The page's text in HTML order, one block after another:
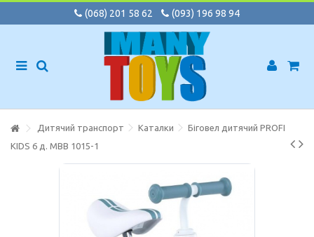
(068) 201 58 62 (093) 196 98 94
Дитячий транспорт Каталки
Біговел дитячий PROFI
KIDS 6 д. MBB 1015-1